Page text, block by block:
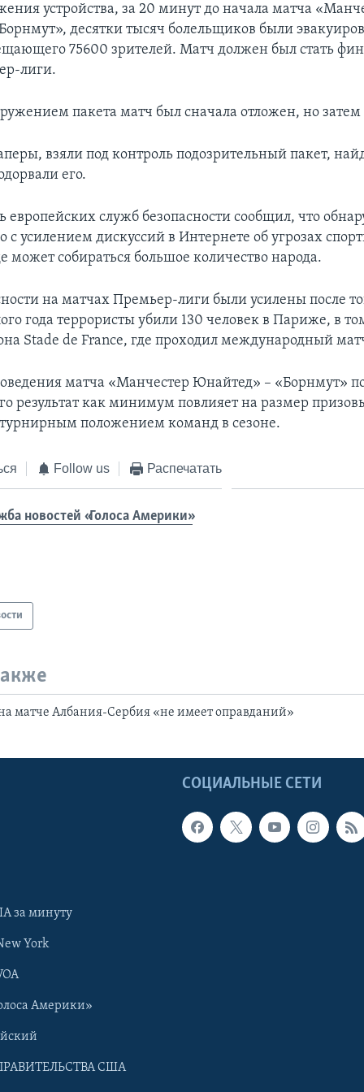
устройства, за 20 минут до начала матча
десятки тысяч болельщиков были
75600 зрителей. Матч должен был стать
лиги.
пакета матч был сначала отложен, но
взяли под контроль подозрительный пакет,
его.
европейских служб безопасности сообщил, что
с усилением дискуссий в Интернете об угрозах
может собираться большое количество народа.
на матчах Премьер-лиги были усилены после
года террористы убили 130 человек в Париже, в
Stade de France, где проходил международный
матча «Манчестер Юнайтед» – «Борнмут»
результат как минимум повлияет на размер
турнирным положением команд в сезоне.
Follow us Распечатать
новостей «Голоса Америки»
матче Албания-Сербия «не имеет оправданий»
СОЦИАЛЬНЫЕ СЕТИ
за минуту
York
Америки»
США